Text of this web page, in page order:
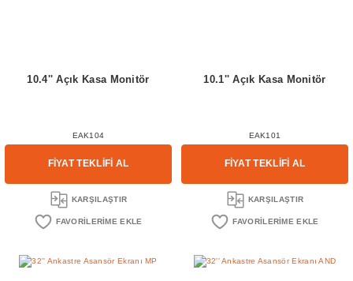
10.4'' Açık Kasa Monitör
EAK104
FİYAT TEKLİFİ AL
KARŞILAŞTIR
10.1'' Açık Kasa Monitör
EAK101
FİYAT TEKLİFİ AL
KARŞILAŞTIR